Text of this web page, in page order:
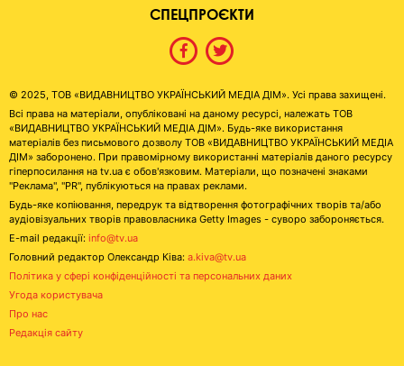
СПЕЦПРОЄКТИ
© 2025, ТОВ «ВИДАВНИЦТВО УКРАЇНСЬКИЙ МЕДІА ДІМ». Усі права захищені.
Всі права на матеріали, опубліковані на даному ресурсі, належать ТОВ
«ВИДАВНИЦТВО УКРАЇНСЬКИЙ МЕДІА ДІМ». Будь-яке використання
матеріалів без письмового дозволу ТОВ «ВИДАВНИЦТВО УКРАЇНСЬКИЙ МЕДІА
ДІМ» заборонено. При правомірному використанні матеріалів даного ресурсу
гіперпосилання на tv.ua є обов'язковим. Матеріали, що позначені знаками
"Реклама", "PR", публікуються на правах реклами.
Будь-яке копіювання, передрук та відтворення фотографічних творів та/або
аудіовізуальних творів правовласника Getty Images - суворо забороняється.
E-mail редакції: info@tv.ua
Головний редактор Олександр Ківа: a.kiva@tv.ua
Політика у сфері конфіденційності та персональних даних
Угода користувача
Про нас
Редакція сайту